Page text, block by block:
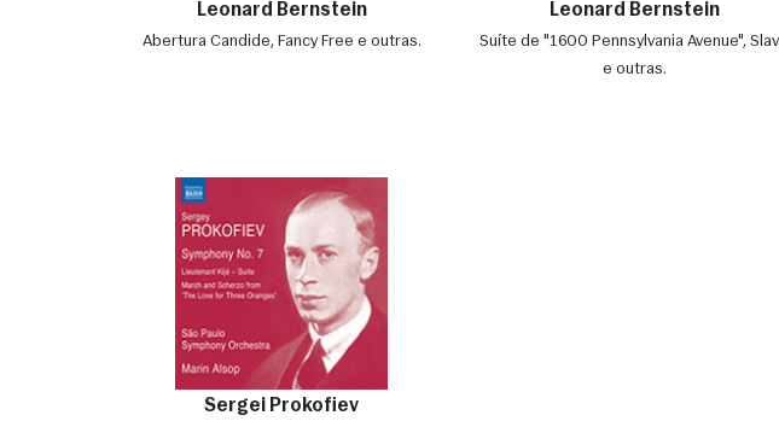
Leonard Bernstein
Abertura Candide, Fancy Free e outras.
Leonard Bernstein
Suíte de "1600 Pennsylvania Avenue",
e outras.
Sergei Prokofiev